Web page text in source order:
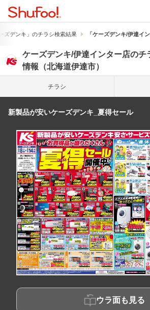
ズデンキ」のチラシ検索結果 「ケーズデンキ/伊達イ
ケーズデンキ/伊達インター店のチ
情報（北海道伊達市）
チラシ
新製品が安いケーズデンキ_夏得セール
ウラ面も見る